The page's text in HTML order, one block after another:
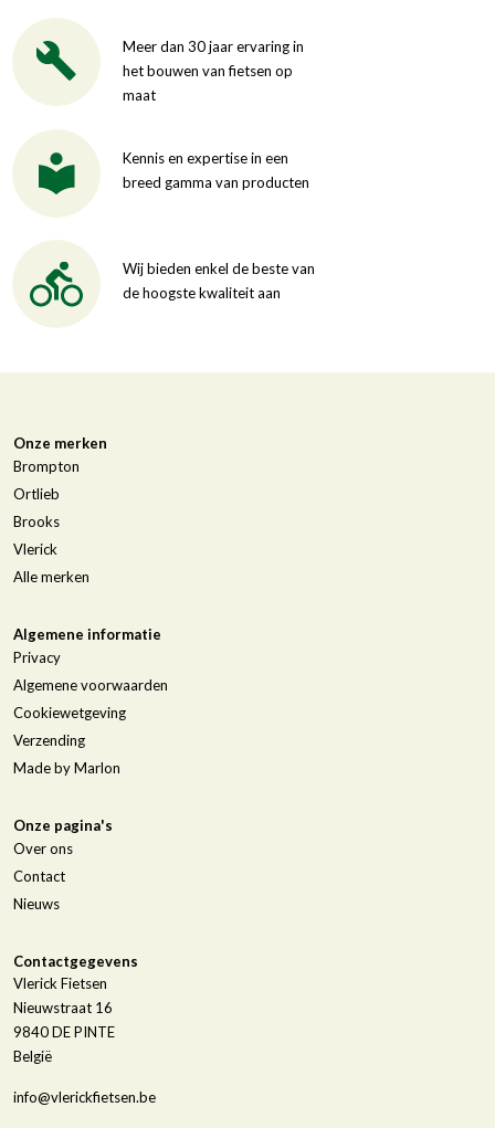
Meer dan 30 jaar ervaring in
het bouwen van fietsen op
maat
Kennis en expertise in een
breed gamma van producten
Wij bieden enkel de beste van
de hoogste kwaliteit aan
Onze merken
Brompton
Ortlieb
Brooks
Vlerick
Alle merken
Algemene informatie
Privacy
Algemene voorwaarden
Cookiewetgeving
Verzending
Made by Marlon
Onze pagina's
Over ons
Contact
Nieuws
Contactgegevens
Vlerick Fietsen
Nieuwstraat 16
9840DE PINTE
België
info@vlerickfietsen.be